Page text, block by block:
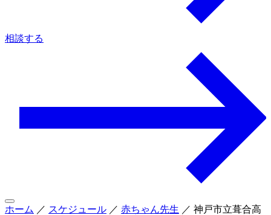
相談する
ホーム ／ スケジュール ／ 赤ちゃん先生 ／ 神戸市立葺合高